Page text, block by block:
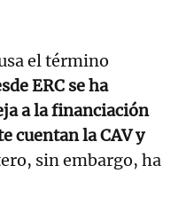
el término
ERC se ha
a la financiación
cuentan la CAV y
sin embargo, ha